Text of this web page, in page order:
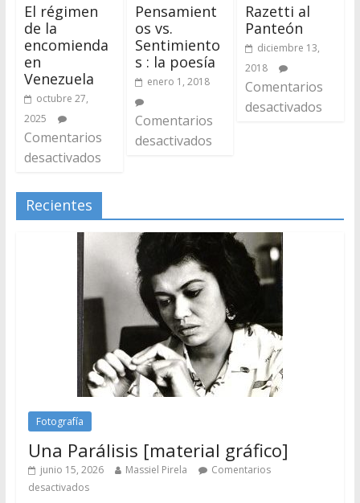
El régimen
de la
encomienda
en
Venezuela
octubre 27,
2025
Comentarios
desactivados
Pensamient
os vs.
Sentimiento
s : la poesía
enero 1, 2018
Comentarios
desactivados
Razetti al
Panteón
diciembre 13,
2018
Comentarios
desactivados
Recientes
Fotografía
Una Parálisis [material gráfico]
junio 15, 2026 Massiel Pirela
Comentarios
desactivados